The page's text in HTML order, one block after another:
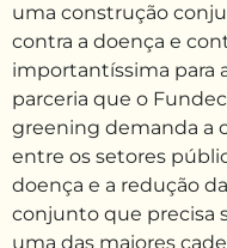
uma construção
contra a doença e
importantíssima para
parceria que o
greening demanda a
entre os setores
doença e a redução
conjunto que precisa
uma das maiores